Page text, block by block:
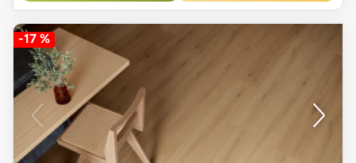
-17 %